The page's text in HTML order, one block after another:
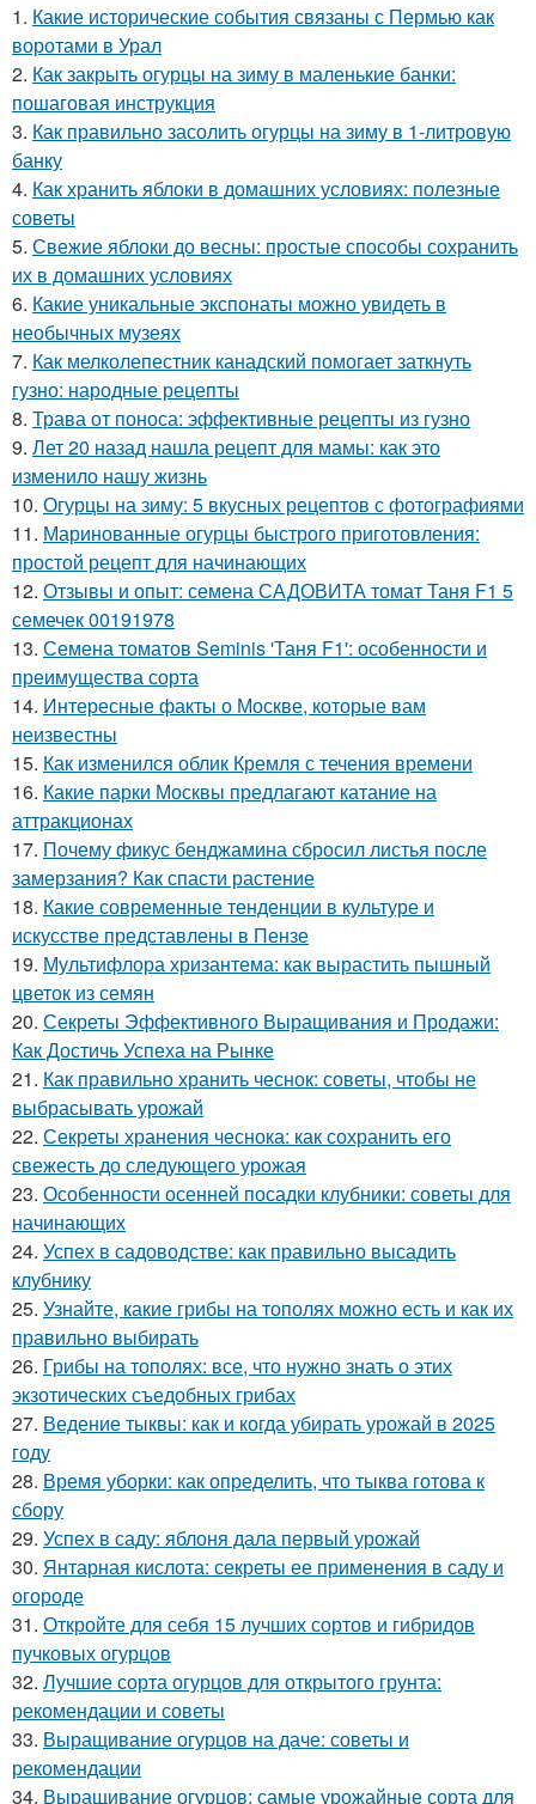
1. Какие исторические события связаны с Пермью как
воротами в Урал
2. Как закрыть огурцы на зиму в маленькие банки:
пошаговая инструкция
3. Как правильно засолить огурцы на зиму в 1-литровую
банку
4. Как хранить яблоки в домашних условиях: полезные
советы
5. Свежие яблоки до весны: простые способы сохранить
их в домашних условиях
6. Какие уникальные экспонаты можно увидеть в
необычных музеях
7. Как мелколепестник канадский помогает заткнуть
гузно: народные рецепты
8. Трава от поноса: эффективные рецепты из гузно
9. Лет 20 назад нашла рецепт для мамы: как это
изменило нашу жизнь
10. Огурцы на зиму: 5 вкусных рецептов с фотографиями
11. Маринованные огурцы быстрого приготовления:
простой рецепт для начинающих
12. Отзывы и опыт: семена САДОВИТА томат Таня F1 5
семечек 00191978
13. Семена томатов Seminis 'Таня F1': особенности и
преимущества сорта
14. Интересные факты о Москве, которые вам
неизвестны
15. Как изменился облик Кремля с течения времени
16. Какие парки Москвы предлагают катание на
аттракционах
17. Почему фикус бенджамина сбросил листья после
замерзания? Как спасти растение
18. Какие современные тенденции в культуре и
искусстве представлены в Пензе
19. Мультифлора хризантема: как вырастить пышный
цветок из семян
20. Секреты Эффективного Выращивания и Продажи:
Как Достичь Успеха на Рынке
21. Как правильно хранить чеснок: советы, чтобы не
выбрасывать урожай
22. Секреты хранения чеснока: как сохранить его
свежесть до следующего урожая
23. Особенности осенней посадки клубники: советы для
начинающих
24. Успех в садоводстве: как правильно высадить
клубнику
25. Узнайте, какие грибы на тополях можно есть и как их
правильно выбирать
26. Грибы на тополях: все, что нужно знать о этих
экзотических съедобных грибах
27. Ведение тыквы: как и когда убирать урожай в 2025
году
28. Время уборки: как определить, что тыква готова к
сбору
29. Успех в саду: яблоня дала первый урожай
30. Янтарная кислота: секреты ее применения в саду и
огороде
31. Откройте для себя 15 лучших сортов и гибридов
пучковых огурцов
32. Лучшие сорта огурцов для открытого грунта:
рекомендации и советы
33. Выращивание огурцов на даче: советы и
рекомендации
34. Выращивание огурцов: самые урожайные сорта для